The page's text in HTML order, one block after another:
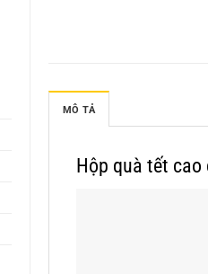
MÔ TẢ
Hộp quà tết cao